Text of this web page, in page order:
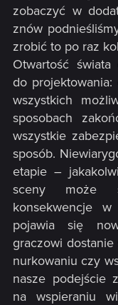
zobaczyć w
znów
zrobić to po raz
Otwartość
do
wszystkich
sposobach
wszystkie
sposób.
etapie –
sceny może
konsekwencje
pojawia się
graczowi
nurkowaniu czy
nasze podejście
na wspieraniu